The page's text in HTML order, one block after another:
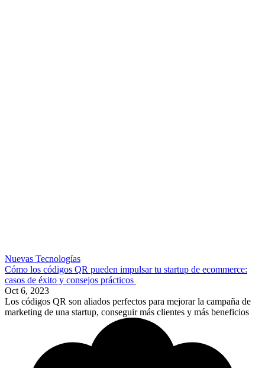
Nuevas Tecnologías
Cómo los códigos QR pueden impulsar tu startup de ecommerce:
casos de éxito y consejos prácticos
Oct 6, 2023
Los códigos QR son aliados perfectos para mejorar la campaña de
marketing de una startup, conseguir más clientes y más beneficios